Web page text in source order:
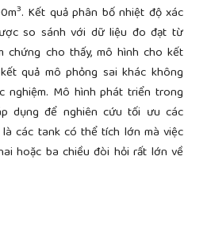
3. Kết quả phân bố nhiệt độ xác
so sánh với dữ liệu đo đạt từ
chứng cho thấy, mô hình cho kết
quả mô phỏng sai khác không
Mô hình phát triển trong
dụng để nghiên cứu tối ưu các
các tank có thể tích lớn mà việc
hoặc ba chiều đòi hỏi rất lớn về